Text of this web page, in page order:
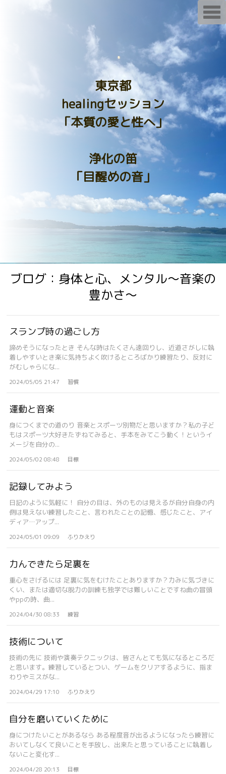
東京都
healingセッション
「本質の愛と性へ」
浄化の笛
「目醒めの音」
ブログ：身体と心、メンタル〜音楽の
豊かさ〜
スランプ時の過ごし方
諦めそうになったとき そんな時はたくさん遠回りし、近道さがしに執
着しやすいとき楽に気持ちよく吹けるところばかり練習たり、反対に
がむしゃらにな...
2024/05/05 21:47 習慣
運動と音楽
身につくまでの道のり 音楽とスポーツ別物だと思いますか？私の子ど
もはスポーツ大好きたずねてみると、手本をみてこう動く！というイ
メージを自分の...
2024/05/02 08:48 目標
記録してみよう
日記のように気軽に！ 自分の目は、外のものは見えるが自分自身の内
側は見えない練習したこと、言われたことの記憶、感じたこと、アイ
ディア…アップ...
2024/05/01 09:09 ふりかえり
力んできたら足裏を
重心をさげるには 足裏に気をむけたことありますか？力みに気づきに
くい、または適切な脱力の訓練も独学では難しいことですね曲の冒頭
やppの時、曲...
2024/04/30 08:33 練習
技術について
技術の先に 技術や演奏テクニックは、皆さんとても気になるところだ
と思います。練習しているとつい、ゲームをクリアするように、指ま
わりやミスがな...
2024/04/29 17:10 ふりかえり
自分を磨いていくために
身につけたいことがあるなら ある程度音が出るようになったら練習に
おいてしなくて良いことを手放し、出来たと思っていることに執着し
ないこと変化す...
2024/04/28 20:13 目標
T
o
g
g
i
g
t
i
o
n